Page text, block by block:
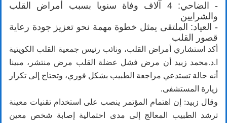
- الضاحي: 4 آلاف وفاة سنويا بسبب أمراض القلب
والشرايين
- العياد: الملتقى يمثل خطوة مهمة نحو تعزيز جودة رعاية
قصور القلب
أكد استشاري أمراض القلب، ونائب رئيس جمعية القلب الكويتية
ا.د.محمد زبيد أن مرض فشل عضلة القلب مرض منتشر، مبينا
أنه حالة تستدعي مراجعة الطبيب بشكل فوري، وتحتاج إلى تكرار
زيارة المستشفى.
وقال زبيد: إن اهتمام المؤتمر ينصب على استخدام تقنيات معينة
ترشد الطبيب المعالج إلى مدى احتمالية إصابة شخص معين